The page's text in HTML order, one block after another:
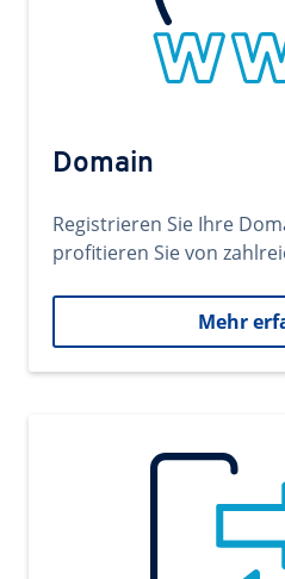
Domain
Registrieren Sie Ihre
profitieren Sie von
Mehr